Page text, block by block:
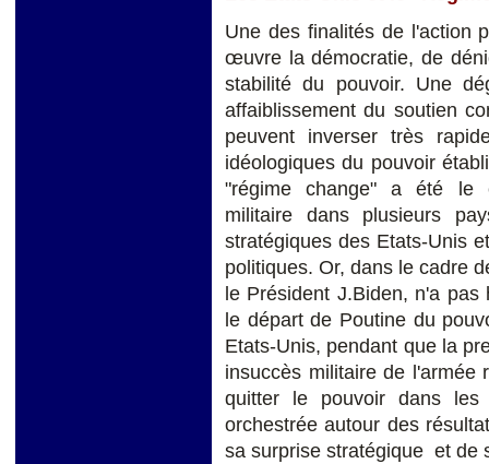
Une des finalités de l'action
œuvre la démocratie, de
stabilité du pouvoir. Une
affaiblissement du soutien
peuvent inverser très
idéologiques du pouvoir
"régime change" a été le
militaire dans plusieurs
stratégiques des Etats-Unis
politiques. Or, dans le cadre
le Président J.Biden, n'a
le départ de Poutine du
Etats-Unis, pendant que la
insuccès militaire de
quitter le pouvoir dans les
orchestrée autour des
sa surprise stratégique et de